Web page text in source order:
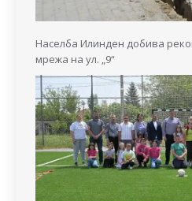
Населба Илинден добива
мрежа на ул. „9“